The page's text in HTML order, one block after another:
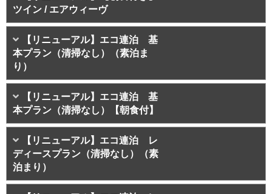
ツイン / エアウィーヴ
【リニューアル】エコ連泊 基
本プラン（清掃なし）（素泊ま
り）
【リニューアル】エコ連泊 基
本プラン（清掃なし）【朝食付】
【リニューアル】エコ連泊 レ
ディースプラン（清掃なし）（素
泊まり）